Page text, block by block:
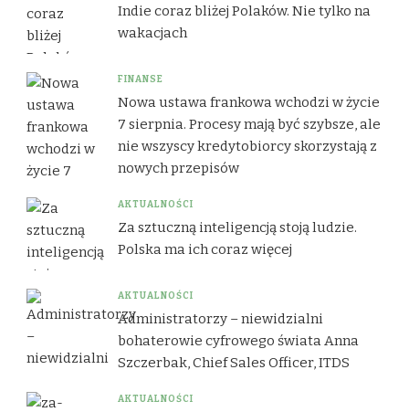
Indie coraz bliżej Polaków. Nie tylko na
wakacjach
FINANSE
Nowa ustawa frankowa wchodzi w życie
7 sierpnia. Procesy mają być szybsze, ale
nie wszyscy kredytobiorcy skorzystają z
nowych przepisów
AKTUALNOŚCI
Za sztuczną inteligencją stoją ludzie.
Polska ma ich coraz więcej
AKTUALNOŚCI
Administratorzy – niewidzialni
bohaterowie cyfrowego świata Anna
Szczerbak, Chief Sales Officer, ITDS
AKTUALNOŚCI